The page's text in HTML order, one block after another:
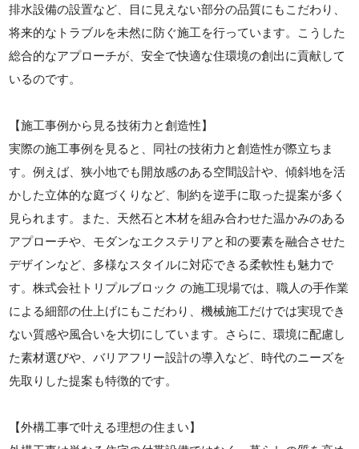
排水設備の設置など、目に見えない部分の品質にもこだわり、
将来的なトラブルを未然に防ぐ施工を行っています。こうした
総合的なアプローチが、安全で快適な住環境の創出に貢献して
いるのです。
【施工事例から見る技術力と創造性】
実際の施工事例を見ると、同社の技術力と創造性が際立ちま
す。例えば、狭小地でも開放感のある空間設計や、傾斜地を活
かした立体的な庭づくりなど、制約を逆手に取った提案が多く
見られます。また、天然石と木材を組み合わせた温かみのある
アプローチや、モダンなエクステリアと和の要素を融合させた
デザインなど、多様なスタイルに対応できる柔軟性も魅力で
す。株式会社トリプルブロック の施工現場では、職人の手作業
による細部の仕上げにもこだわり、機械施工だけでは実現でき
ない質感や風合いを大切にしています。さらに、環境に配慮し
た素材選びや、バリアフリー設計の導入など、時代のニーズを
先取りした提案も特徴的です。
【外構工事で叶える理想の住まい】